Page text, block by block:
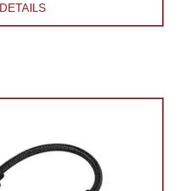
DETAILS